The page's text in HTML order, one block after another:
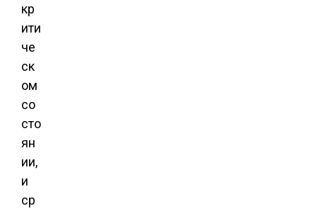
кр
ити
че
ск
ом
со
сто
ян
ии,
и
ср